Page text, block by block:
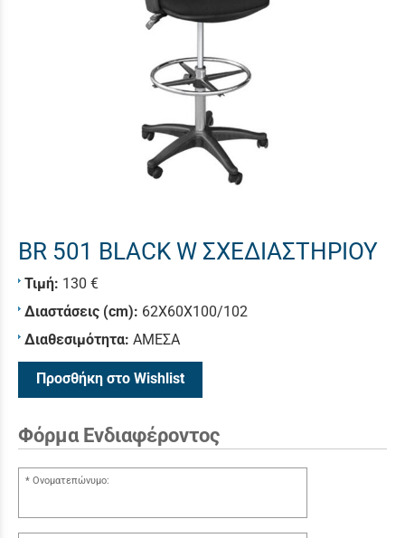
BR 501 BLACK W ΣΧΕΔΙΑΣΤΗΡΙΟΥ
Τιμή: 130 €
Διαστάσεις (cm): 62X60X100/102
Διαθεσιμότητα: ΑΜΕΣΑ
Προσθήκη στο Wishlist
Φόρμα Ενδιαφέροντος
Ονοματεπώνυμο: